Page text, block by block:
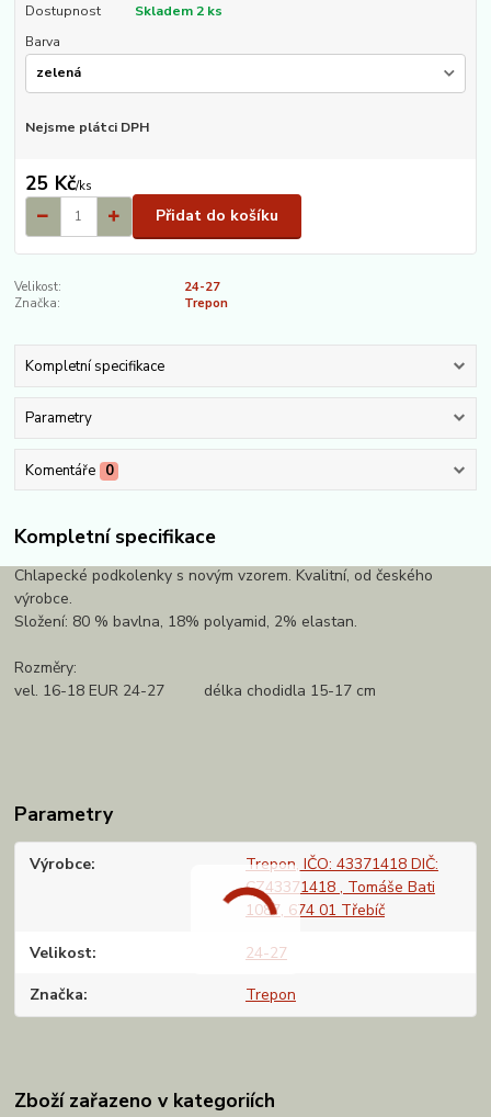
Dostupnost
Skladem 2 ks
Barva
Nejsme plátci DPH
25 Kč/ks
Přidat do košíku
Velikost:
24-27
Značka:
Trepon
Kompletní specifikace
Parametry
Komentáře 0
Kompletní specifikace
Chlapecké podkolenky s novým vzorem. Kvalitní, od českého
výrobce.
Složení: 80 % bavlna, 18% polyamid, 2% elastan.
Rozměry:
vel. 16-18 EUR 24-27 délka chodidla 15-17 cm
Parametry
Výrobce
Trepon, IČO: 43371418 DIČ:
CZ43371418 , Tomáše Bati
1087, 674 01 Třebíč
Velikost 24-27
Značka Trepon
Zboží zařazeno v kategoriích